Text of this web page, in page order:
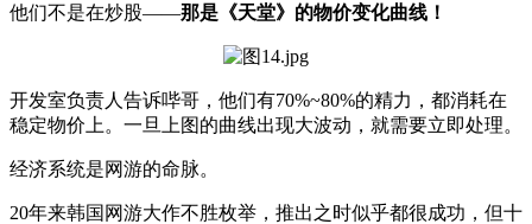
他们不是在炒股——那是《天堂》的物价变化曲线！
开发室负责人告诉哔哥，他们有70%~80%的精力，都消耗在
稳定物价上。一旦上图的曲线出现大波动，就需要立即处理。
经济系统是网游的命脉。
20年来韩国网游大作不胜枚举，推出之时似乎都很成功，但十